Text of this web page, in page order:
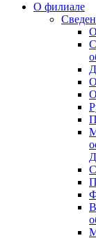
О филиале